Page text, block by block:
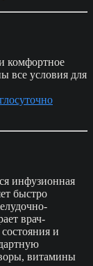
комфортное
все условия для
инфузионная
быстро
врач-
и
витамины